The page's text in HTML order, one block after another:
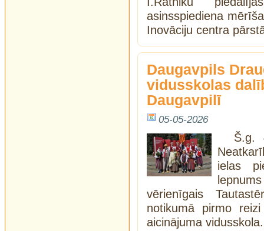
asinsspiediena
Inovāciju centra
Daugavpils
vidusskolas
Daugavpilī
05-05-2026
Š.g.
ielas
vērienīgais
notikumā pirmo
aicinājuma vidusskola.